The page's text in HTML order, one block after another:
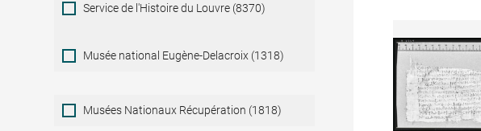
Service de l'Histoire du Louvre (8370)
Musée national Eugène-Delacroix (1318)
Musées
Nationaux
Musées Nationaux Récupération (1818)